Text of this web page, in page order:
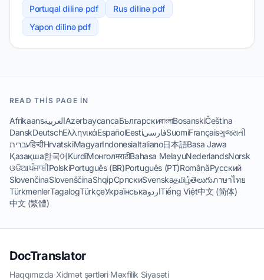
Portuqal dilinə pdf
Rus dilinə pdf
Yapon dilinə pdf
READ THIS PAGE IN
AfrikaansالعربيةAzərbaycancaБългарскиবাংলাBosanskiČeština
DanskDeutschΕλληνικάEspañolEestiفارسیSuomiFrançaisગુજરાતી
עבריתहिन्दीHrvatskiMagyarIndonesiaItaliano日本語Basa Jawa
Қазақша한국어KurdîМонголमराठीBahasa MelayuNederlandsNorsk
ଓଡିଆਪੰਜਾਬੀPolskiPortuguês (BR)Português (PT)RomânăРусский
SlovenčinaSlovenščinaShqipСрпскиSvenskaதமிழ்తెలుగుภาษาไทย
TürkmenlerTagalogTürkçeУкраїнськаاردوTiếng Việt中文 (简体)
中文 (繁體)
DocTranslator
Haqqımızda·Xidmət şərtləri·Məxfilik Siyasəti